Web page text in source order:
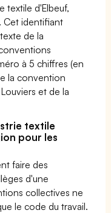
textile d'Elbeuf,
Cet identifiant
de la
à 5 chiffres (en
la convention
et de la
textile
pour les
faire des
d'une
collectives ne
le code du travail.